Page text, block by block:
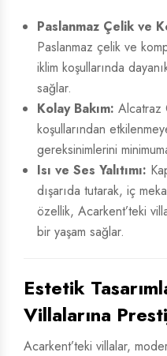
Paslanmaz Çelik ve
Paslanmaz çelik ve
iklim koşullarında
sağlar.
Kolay Bakım: Alcatraz
koşullarından
gereksinimlerini
Isı ve Ses Yalıtımı:
dışarıda tutarak, iç
özellik, Acarkent’teki
bir yaşam sağlar.
Estetik
Villalarına
Acarkent’teki villalar,